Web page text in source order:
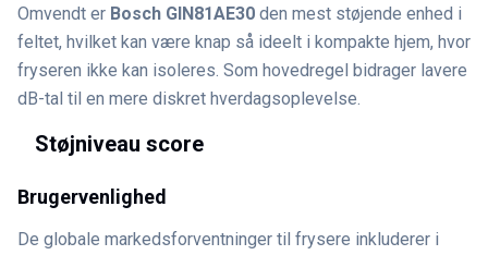
Omvendt er Bosch GIN81AE30 den mest støjende enhed i
feltet, hvilket kan være knap så ideelt i kompakte hjem, hvor
fryseren ikke kan isoleres. Som hovedregel bidrager lavere
dB-tal til en mere diskret hverdagsoplevelse.
Støjniveau score
Brugervenlighed
De globale markedsforventninger til frysere inkluderer i